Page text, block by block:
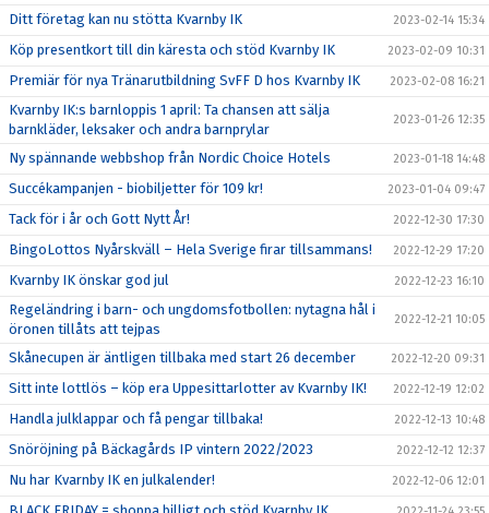
Ditt företag kan nu stötta Kvarnby IK 2023-02-14 15:34
Köp presentkort till din käresta och stöd Kvarnby IK 2023-02-09 10:31
Premiär för nya Tränarutbildning SvFF D hos Kvarnby IK 2023-02-08 16:21
Kvarnby IK:s barnloppis 1 april: Ta chansen att sälja
barnkläder, leksaker och andra barnprylar
2023-01-26 12:35
Ny spännande webbshop från Nordic Choice Hotels 2023-01-18 14:48
Succékampanjen - biobiljetter för 109 kr! 2023-01-04 09:47
Tack för i år och Gott Nytt År! 2022-12-30 17:30
BingoLottos Nyårskväll – Hela Sverige firar tillsammans! 2022-12-29 17:20
Kvarnby IK önskar god jul 2022-12-23 16:10
Regeländring i barn- och ungdomsfotbollen: nytagna hål i
öronen tillåts att tejpas
2022-12-21 10:05
Skånecupen är äntligen tillbaka med start 26 december 2022-12-20 09:31
Sitt inte lottlös – köp era Uppesittarlotter av Kvarnby IK! 2022-12-19 12:02
Handla julklappar och få pengar tillbaka! 2022-12-13 10:48
Snöröjning på Bäckagårds IP vintern 2022/2023 2022-12-12 12:37
Nu har Kvarnby IK en julkalender! 2022-12-06 12:01